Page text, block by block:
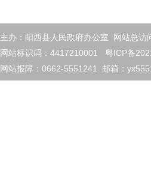
主办：阳西县人民政府办公室 网站总访
网站标识码：4417210001 粤ICP备
网站报障：0662-5551241 邮箱：